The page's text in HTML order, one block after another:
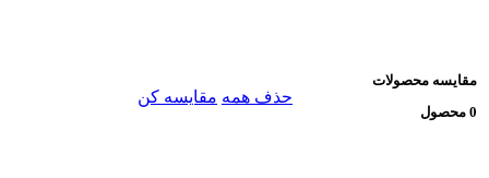
مقایسه محصولات
0 محصول
حذف همه مقایسه کن